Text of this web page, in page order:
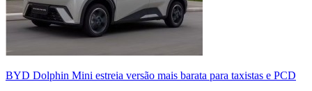
BYD Dolphin Mini estreia versão mais barata para taxistas e PCD